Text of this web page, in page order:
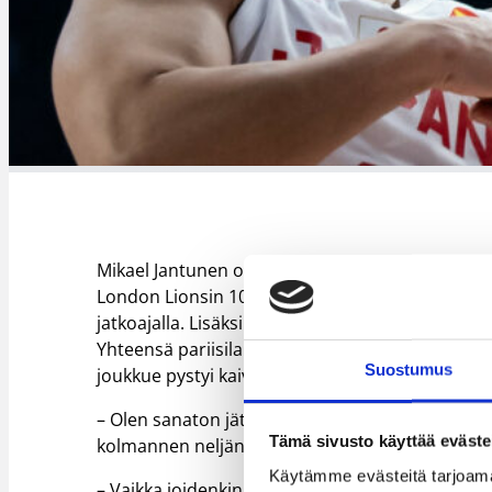
Suostumus
Tämä sivusto käyttää
Käytämme evästeitä
Mikael Jantunen oli jälleen isossa roolissa, kun
London Lionsin 106-102 (48-41, 84-84, 97-97).
jatkoajalla. Lisäksi hän saalisti kuusi
Yhteensä pariisilaiset menettivät kolme
joukkue pystyi kaivamaan voiton itselleen.
– Olen sanaton jätkien esityksen jälkeen, sillä
kolmannen neljänneksen jälkeen ja sitten